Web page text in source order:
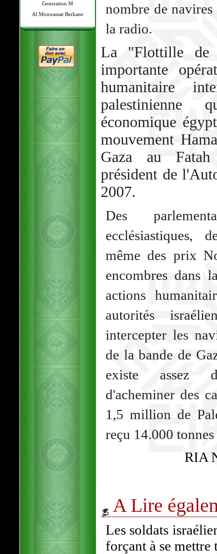
Generation M
Al Mouwassat Berkane
nombre de
la radio.
La "Flottille
importante
humanitaire
économique
mouvement
Gaza au
président de
2007.
Des
ecclésiastiques,
même des prix
encombres dans
actions
autorités
intercepter les
de la bande de
existe assez
d'acheminer des
1,5 million de
reçu 14.000
RIA
A Lire
Les soldats
forçant à se